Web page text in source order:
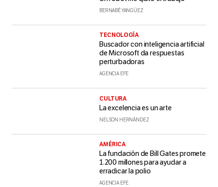
BERNABÉ YANGÜEZ
TECNOLOGÍA
Buscador con inteligencia artificial
de Microsoft da respuestas
perturbadoras
AGENCIA EFE
CULTURA
La excelencia es un arte
NELSON HERNÁNDEZ
AMÉRICA
La fundación de Bill Gates promete
1.200 millones para ayudar a
erradicar la polio
AGENCIA EFE